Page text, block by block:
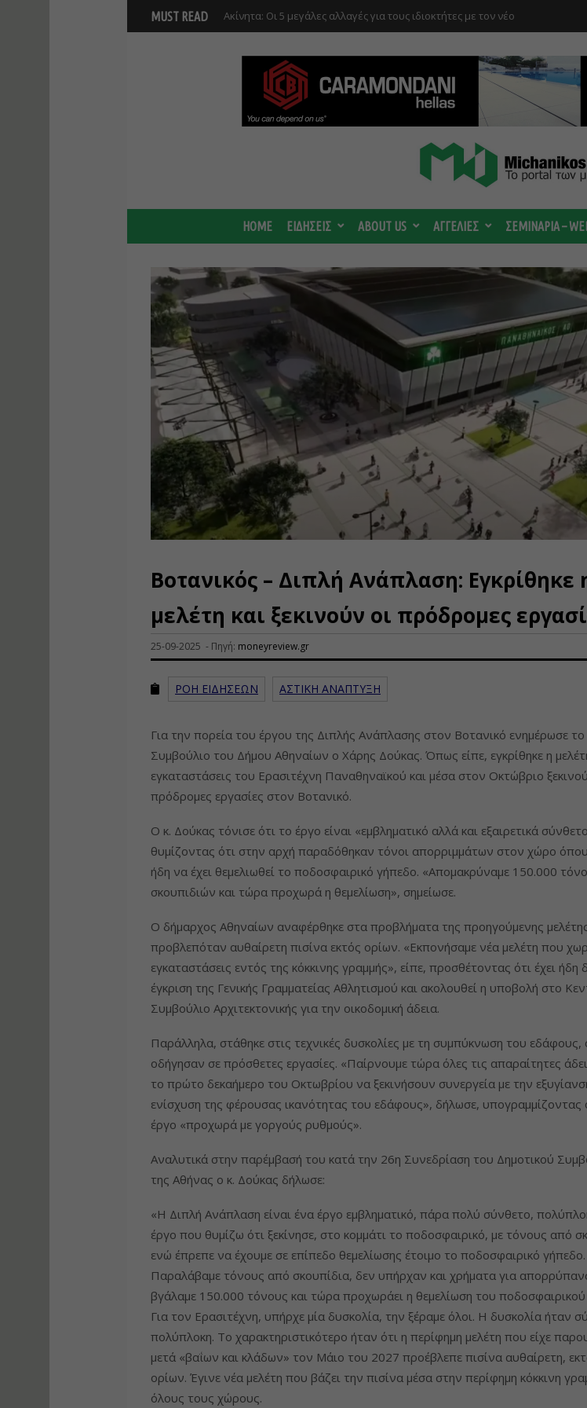
MUST READ Νέο masterplan για 5.000 στρέμματα στον Ελαιώνα “στα σκαριά” – Τι
αναπτύξεις
HOME ΕΙΔΗΣΕΙΣ ABOUT US ΑΓΓΕΛΙΕΣ ΣΕΜΙΝΑΡΙΑ –
Βοτανικός – Διπλή Ανάπλαση: Εγκρίθηκε
μελέτη και ξεκινούν οι πρόδρομες
25-09-2025 - Πηγή: moneyreview.gr
ΡΟΗ ΕΙΔΗΣΕΩΝ ΑΣΤΙΚΗ ΑΝΑΠΤΥΞΗ
Για την πορεία του έργου της Διπλής Ανάπλασης στον Βοτανικό ενημέρωσε το
Συμβούλιο του Δήμου Αθηναίων ο Χάρης Δούκας. Όπως είπε, εγκρίθηκε η
εγκαταστάσεις του Ερασιτέχνη Παναθηναϊκού και μέσα στον Οκτώβριο
πρόδρομες εργασίες στον Βοτανικό.
Ο κ. Δούκας τόνισε ότι το έργο είναι «εμβληματικό αλλά και εξαιρετικά
θυμίζοντας ότι στην αρχή παραδόθηκαν τόνοι απορριμμάτων στον χώρο
ήδη να έχει θεμελιωθεί το ποδοσφαιρικό γήπεδο. «Απομακρύναμε 150.000
σκουπιδιών και τώρα προχωρά η θεμελίωση», σημείωσε.
Ο δήμαρχος Αθηναίων αναφέρθηκε στα προβλήματα της προηγούμενης
προβλεπόταν αυθαίρετη πισίνα εκτός ορίων. «Εκπονήσαμε νέα μελέτη που
εγκαταστάσεις εντός της κόκκινης γραμμής», είπε, προσθέτοντας ότι έχει ήδη
έγκριση της Γενικής Γραμματείας Αθλητισμού και ακολουθεί η υποβολή στο
Συμβούλιο Αρχιτεκτονικής για την οικοδομική άδεια.
Παράλληλα, στάθηκε στις τεχνικές δυσκολίες με τη συμπύκνωση του εδάφους,
οδήγησαν σε πρόσθετες εργασίες. «Παίρνουμε τώρα όλες τις απαραίτητες
το πρώτο δεκαήμερο του Οκτωβρίου να ξεκινήσουν συνεργεία με την
ενίσχυση της φέρουσας ικανότητας του εδάφους», δήλωσε, υπογραμμίζοντας
έργο «προχωρά με γοργούς ρυθμούς».
Αναλυτικά στην παρέμβασή του κατά την 26η Συνεδρίαση του Δημοτικού
της Αθήνας ο κ. Δούκας δήλωσε:
«Η Διπλή Ανάπλαση είναι ένα έργο εμβληματικό, πάρα πολύ σύνθετο,
έργο που θυμίζω ότι ξεκίνησε, στο κομμάτι το ποδοσφαιρικό, με τόνους από
ενώ έπρεπε να έχουμε σε επίπεδο θεμελίωσης έτοιμο το ποδοσφαιρικό γήπεδο.
Παραλάβαμε τόνους από σκουπίδια, δεν υπήρχαν και χρήματα για
βγάλαμε 150.000 τόνους και τώρα προχωράει η θεμελίωση του
Για τον Ερασιτέχνη, υπήρχε μία δυσκολία, την ξέραμε όλοι. Η δυσκολία ήταν
πολύπλοκη. Το χαρακτηριστικότερο ήταν ότι η περίφημη μελέτη που είχε
μετά «βαΐων και κλάδων» τον Μάιο του 2027 προέβλεπε πισίνα αυθαίρετη,
ορίων. Έγινε νέα μελέτη που βάζει την πισίνα μέσα στην περίφημη κόκκινη
όλους τους χώρους.